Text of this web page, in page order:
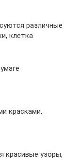
различные
клетка
красками,
красивые узоры,